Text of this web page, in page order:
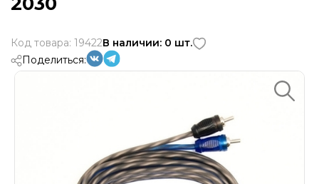
Код товара: 19422В наличии: 0 шт.
Поделиться: